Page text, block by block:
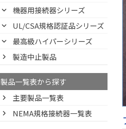
機器用接続器シリーズ
UL/CSA規格認証品シリーズ
最高級ハイパーシリーズ
製造中止製品
製品一覧表から探す
主要製品一覧表
NEMA規格接続器一覧表